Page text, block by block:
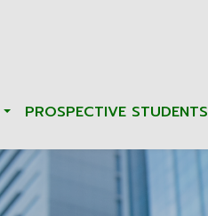
PROSPECTIVE STUDENTS